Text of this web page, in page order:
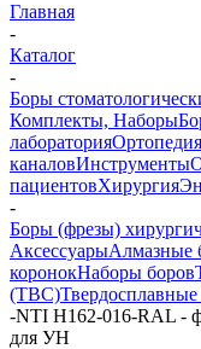
Главная
-
Каталог
-
Боры
Комплекты, Наборы
лабораторияОртопедия
каналовИнструменты
пациентовХирургия
-
Боры (фрезы)
АксессуарыАлмазные
коронокНаборы боров
(ТВС)
-NTI H162-016-RAL -
для УН